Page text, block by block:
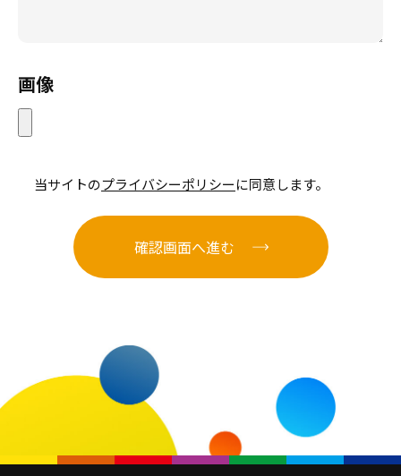
画像
当サイトのプライバシーポリシーに同意します。